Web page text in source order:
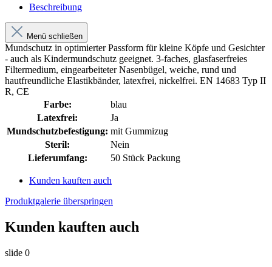
Beschreibung
Menü schließen
Mundschutz in optimierter Passform für kleine Köpfe und Gesichter
- auch als Kindermundschutz geeignet. 3-faches, glasfaserfreies
Filtermedium, eingearbeiteter Nasenbügel, weiche, rund und
hautfreundliche Elastikbänder, latexfrei, nickelfrei. EN 14683 Typ II
R, CE
Farbe:
blau
Latexfrei:
Ja
Mundschutzbefestigung: mit Gummizug
Steril:
Nein
Lieferumfang:
50 Stück Packung
Kunden kauften auch
Produktgalerie überspringen
Kunden kauften auch
slide 0